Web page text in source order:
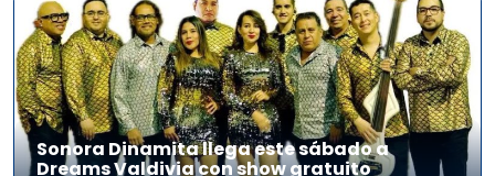
Sonora Dinamita llega este sábado a
Dreams Valdivia con show gratuito